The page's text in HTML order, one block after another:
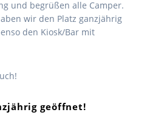
und begrüßen alle Camper.
wir den Platz ganzjährig
den Kiosk/Bar mit
geöffnet!